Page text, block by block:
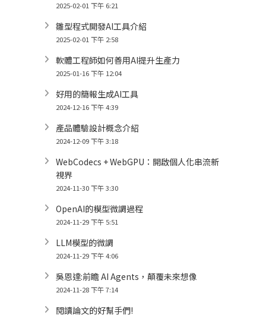
2025-02-01 下午 6:21
雛型程式開發AI工具介紹
2025-02-01 下午 2:58
軟體工程師如何善用AI提升生產力
2025-01-16 下午 12:04
好用的簡報生成AI工具
2024-12-16 下午 4:39
產品體驗設計概念介紹
2024-12-09 下午 3:18
WebCodecs + WebGPU：開啟個人化串流新
視界
2024-11-30 下午 3:30
OpenAI的模型微調過程
2024-11-29 下午 5:51
LLM模型的微調
2024-11-29 下午 4:06
吳恩達:前瞻 AI Agents，顛覆未來想像
2024-11-28 下午 7:14
閱讀論文的好幫手們!